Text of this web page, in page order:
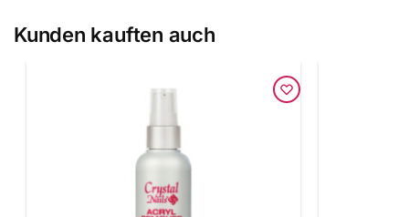
Kunden kauften auch